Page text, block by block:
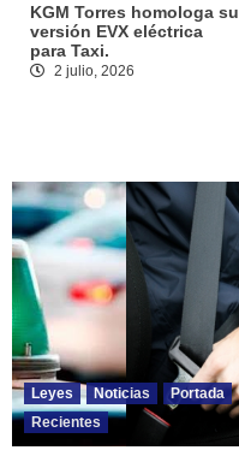
KGM Torres homologa su
versión EVX eléctrica
para Taxi.
2 julio, 2026
Leyes Noticias
Portada
Recientes